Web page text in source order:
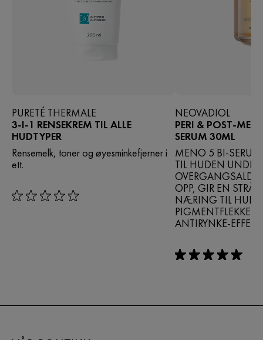
PURETÉ THERMALE
3-I-1 RENSEKREM TIL ALLE
HUDTYPER
Rensemelk, toner og øyesminkefjerner i
ett.
rating: 0 out of 5
NEOVADIOL
PERI & POST-
SERUM 30ML
MENO 5 BI-SERUM
TIL HUDEN UNDER
OPP, GIR EN
NÆRING TIL
PIGMENTFLEKKER
ANTIRYNKE-EFFEKT.
rating: 5 out of 5